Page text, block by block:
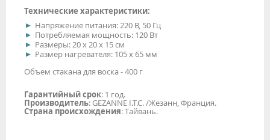
Технические характеристики:
Напряжение питания: 220 В, 50 Гц
Потребляемая мощность: 120 Вт
Размеры: 20 х 20 х 15 см
Размер нагревателя: 105 х 65 мм
Объем стакана для воска - 400 г
Гарантийный срок: 1 год.
Производитель: GEZANNE I.T.C. /Жезанн, Франция.
Страна происхождения: Тайвань.